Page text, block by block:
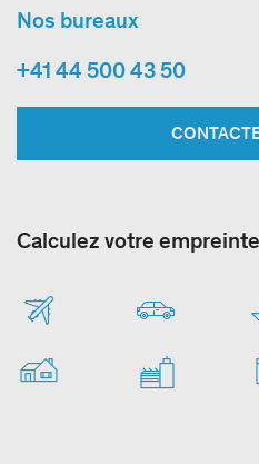
Nos bureaux
+41 44 500 43 50
Calculez votre